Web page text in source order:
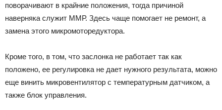
поворачивают в крайние положения, тогда причиной
наверняка служит ММР. Здесь чаще помогает не ремонт, а
замена этого микромоторедуктора.
Кроме того, в том, что заслонка не работает так как
положено, ее регулировка не дает нужного результата, можно
еще винить микровентилятор с температурным датчиком, а
также блок управления.